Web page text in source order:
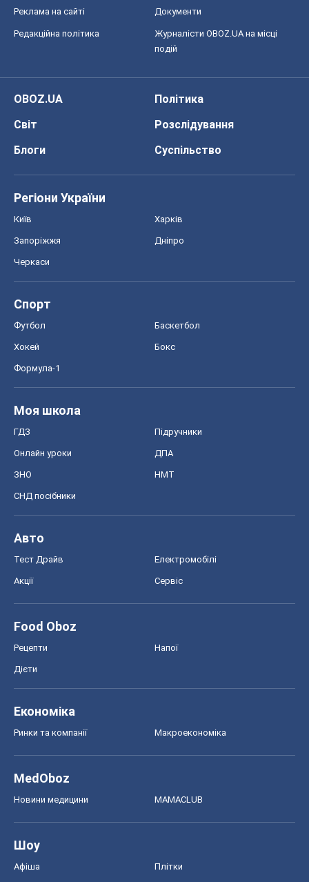
Реклама на сайті Документи
Редакційна політика
Журналісти OBOZ.UA на місці
подій
OBOZ.UA
Політика
Світ
Розслідування
Блоги
Суспільство
Регіони України
Київ Харків
Запоріжжя Дніпро
Черкаси
Спорт
Футбол Баскетбол
Хокей Бокс
Формула-1
Моя школа
ГДЗ Підручники
Онлайн уроки ДПА
ЗНО НМТ
СНД посібники
Авто
Тест Драйв Електромобілі
Акції Сервіс
Food Oboz
Рецепти Напої
Дієти
Економіка
Ринки та компанії Макроекономіка
MedOboz
Новини медицини MAMACLUB
Шоу
Афіша Плітки